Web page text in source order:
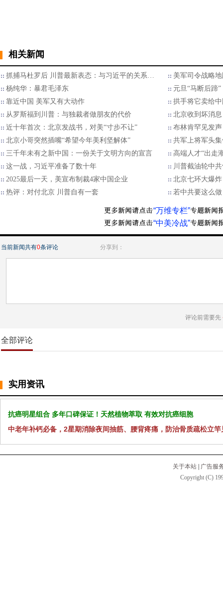
相关新闻
抓捕马杜罗后 川普最新表态：与习近平的关系…
美军司令战略
杨纯华：暴君毛泽东
元旦“马断后蹄
靠近中国 美军又有大动作
拱手将它卖给
从罗斯福到川普：与独裁者做朋友的代价
北京收到坏消
近十年首次：北京发战书，对美“寸步不让”
布林肯罕见发
北京小哥突然插嘴“希望今年美利坚解体”
共军上将军头
三千年未有之新中国：一份关于文明方向的宣言
高端人才“出走
这一战，习近平准备了数十年
川普截油轮中
2025最后一天，美宣布制裁4家中国企业
北京七环大爆
热评：对付北京 川普自有一套
若中共要这么
“万维专栏”
“中美冷战”
当前新闻共有0条评论 分享到：
评论前需要先
全部评论
实用资讯
抗癌明星组合 多年口碑保证！天然植物萃取 有效对抗癌细胞
中老年补钙必备，2星期消除夜间抽筋、腰背疼痛，防治骨质疏松立竿
关于本站
广告服
Copyright (C)